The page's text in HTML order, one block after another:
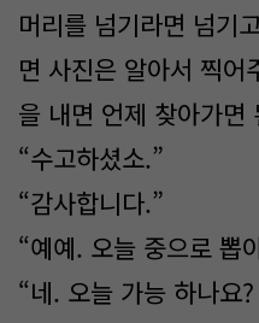
머리를 넘기라면 넘기
면 사진은 알아서 찍
을 내면 언제 찾아가면
“수고하셨소.”
“감사합니다.”
“예예. 오늘 중으로 뽑
“네. 오늘 가능 하나요